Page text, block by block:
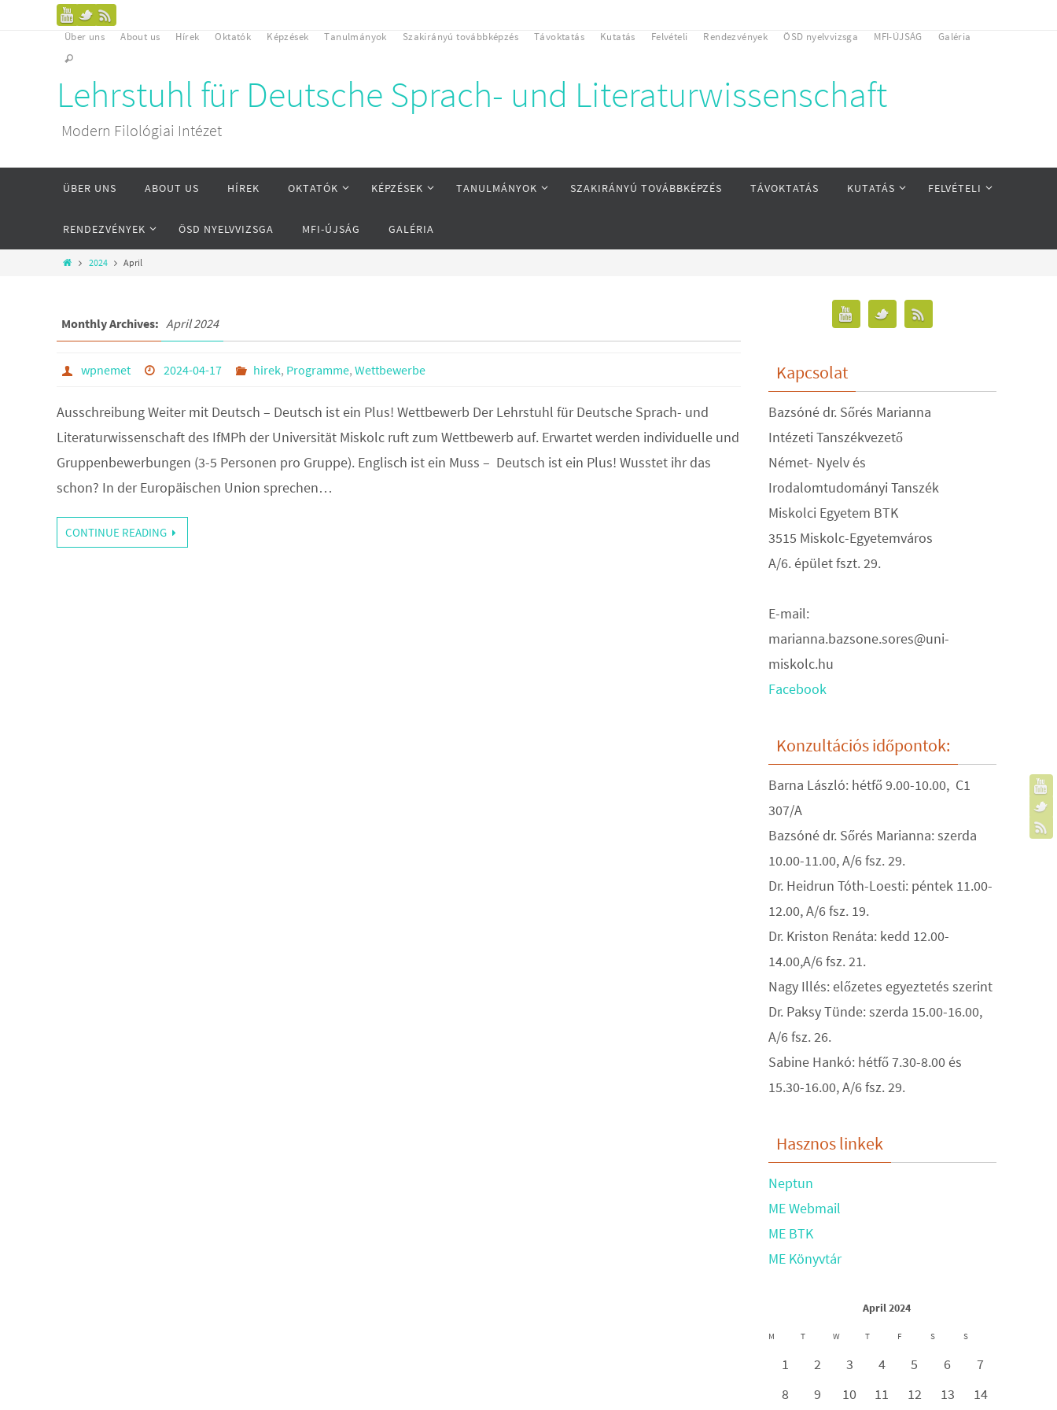
Über uns About us Hírek Oktatók Képzések Tanulmányok Szakirányú továbbképzés Távoktatás Kutatás Felvételi Rendezvények ÖSD nyelvvizsga MFI-ÚJSÁG Galéria
Lehrstuhl für Deutsche Sprach- und Literaturwissenschaft
Modern Filológiai Intézet
ÜBER UNS ABOUT US HÍREK OKTATÓK KÉPZÉSEK TANULMÁNYOK SZAKIRÁNYÚ TOVÁBBKÉPZÉS TÁVOKTATÁS KUTATÁS FELVÉTELI
RENDEZVÉNYEK ÖSD NYELVVIZSGA MFI-ÚJSÁG GALÉRIA
2024 April
Monthly Archives: April 2024
wpnemet 2024-04-17 hirek, Programme,Wettbewerbe
Ausschreibung Weiter mit Deutsch – Deutsch ist ein Plus! Wettbewerb Der Lehrstuhl für Deutsche Sprach- und
Literaturwissenschaft des IfMPh der Universität Miskolc ruft zum Wettbewerb auf. Erwartet werden individuelle und
Gruppenbewerbungen (3-5 Personen pro Gruppe). Englisch ist ein Muss – Deutsch ist ein Plus! Wusstet ihr das
schon? In der Europäischen Union sprechen…
CONTINUE READING
Kapcsolat
Bazsóné dr. Sőrés Marianna
Intézeti Tanszékvezető
Német- Nyelv és
Irodalomtudományi Tanszék
Miskolci Egyetem BTK
3515 Miskolc-Egyetemváros
A/6. épület fszt. 29.
E-mail:
marianna.bazsone.sores@uni-
miskolc.hu
Facebook
Konzultációs időpontok:
Barna László: hétfő 9.00-10.00, C1
307/A
Bazsóné dr. Sőrés Marianna: szerda
10.00-11.00, A/6 fsz. 29.
Dr. Heidrun Tóth-Loesti: péntek 11.00-
12.00, A/6 fsz. 19.
Dr. Kriston Renáta: kedd 12.00-
14.00,A/6 fsz. 21.
Nagy Illés: előzetes egyeztetés szerint
Dr. Paksy Tünde: szerda 15.00-16.00,
A/6 fsz. 26.
Sabine Hankó: hétfő 7.30-8.00 és
15.30-16.00, A/6 fsz. 29.
Hasznos linkek
Neptun
ME Webmail
ME BTK
ME Könyvtár
April 2024
M T W T F S S
1 2 3 4 5 6
7
8
9 10 11 12 13
14